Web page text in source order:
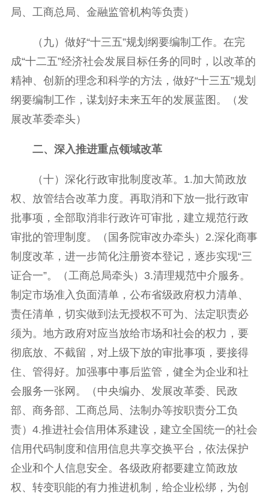
局、工商总局、金融监管机构等负责）
（九）做好“十三五”规划纲要编制工作。在完
成“十二五”经济社会发展目标任务的同时，以改革的
精神、创新的理念和科学的方法，做好“十三五”规划
纲要编制工作，谋划好未来五年的发展蓝图。（发
展改革委牵头）
二、深入推进重点领域改革
（十）深化行政审批制度改革。1.加大简政放
权、放管结合改革力度。再取消和下放一批行政审
批事项，全部取消非行政许可审批，建立规范行政
审批的管理制度。（国务院审改办牵头）2.深化商事
制度改革，进一步简化注册资本登记，逐步实现“三
证合一”。（工商总局牵头）3.清理规范中介服务。
制定市场准入负面清单，公布省级政府权力清单、
责任清单，切实做到法无授权不可为、法定职责必
须为。地方政府对应当放给市场和社会的权力，要
彻底放、不截留，对上级下放的审批事项，要接得
住、管得好。加强事中事后监管，健全为企业和社
会服务一张网。（中央编办、发展改革委、民政
部、商务部、工商总局、法制办等按职责分工负
责）4.推进社会信用体系建设，建立全国统一的社会
信用代码制度和信用信息共享交换平台，依法保护
企业和个人信息安全。各级政府都要建立简政放
权、转变职能的有力推进机制，给企业松绑，为创